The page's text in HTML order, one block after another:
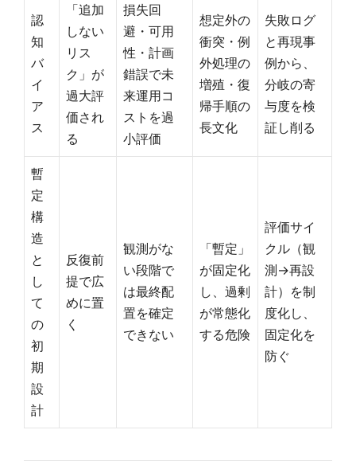
認
知
バ
イ
ア
ス
「追加
しない
リス
ク」が
過大評
価され
る
損失回
避・可用
性・計画
錯誤で未
来運用コ
ストを過
小評価
想定外の
衝突・例
外処理の
増殖・復
帰手順の
長文化
失敗ログ
と再現事
例から、
分岐の寄
与度を検
証し削る
暫
定
構
造
と
し
て
の
初
期
設
計
反復前
提で広
めに置
く
観測がな
い段階で
は最終配
置を確定
できない
「暫定」
が固定化
し、過剰
が常態化
する危険
評価サイ
クル（観
測→再設
計）を制
度化し、
固定化を
防ぐ